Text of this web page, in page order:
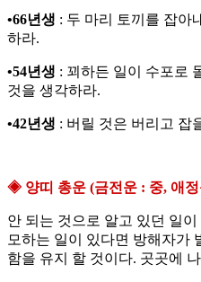
•66년생 : 두 마리 토끼를 잡아
하라.
•54년생 : 꾀하든 일이 수포로
것을 생각하라.
•42년생 : 버릴 것은 버리고 잡
◈ 양띠 총운 (금전운 : 중, 애
안 되는 것으로 알고 있던 일
모하는 일이 있다면 방해자가
함을 유지 할 것이다. 곳곳에